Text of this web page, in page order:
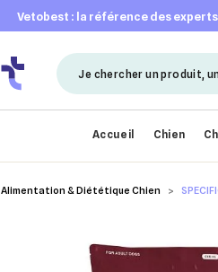
vetobest : la référence des
Accueil Chien
Alimentation & Diététique Chien